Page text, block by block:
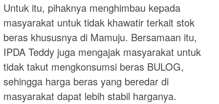
Untuk itu, pihaknya menghimbau kepada
masyarakat untuk tidak khawatir terkait stok
beras khususnya di Mamuju. Bersamaan itu,
IPDA Teddy juga mengajak masyarakat untuk
tidak takut mengkonsumsi beras BULOG,
sehingga harga beras yang beredar di
masyarakat dapat lebih stabil harganya.